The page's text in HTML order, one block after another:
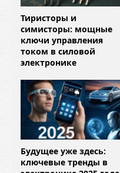
Тиристоры и
симисторы: мощные
ключи управления
током в силовой
электронике
Будущее уже здесь:
ключевые тренды в